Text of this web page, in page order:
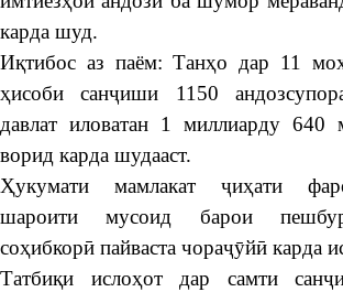
карда шуд.
Иқтибос аз паём: Танҳо дар 11
ҳисоби санҷиши 1150
давлат иловатан 1 миллиарду 640
ворид карда шудааст.
Ҳукумати мамлакат ҷиҳати
шароити мусоид барои
соҳибкорӣ пайваста чораҷӯйӣ карда
Татбиқи ислоҳот дар самти